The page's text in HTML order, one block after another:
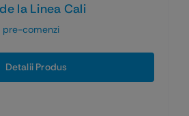
la Linea Cali
pre-comenzi
Detalii Produs